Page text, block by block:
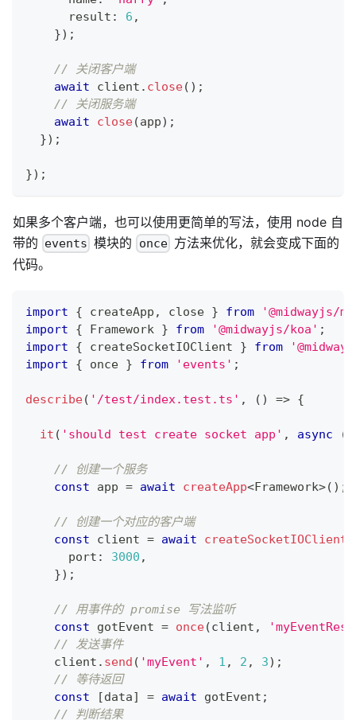
      result
: 6 ,
}) ;
// 关闭客户端
await client . close( ) ;
// 关闭服务端
await
close(app) ;
}) ;
}) ;
如果多个客户端，也可以使用更简单的写法，使用 node 自
带的 events 模块的 once方法来优化，就会变成下面的
代码。
import { createApp , close } from
'@midwayjs/
import
{ Framework } from '@midwayjs/koa' ;
import
{ createSocketIOClient } from
import
{ once } from 'events' ;
describe( '/test/index.test.ts' , ( ) => {
it ( 'should test create socket app' , async (
// 创建一个服务
const app = await createApp<Framework>( ) ;
// 创建一个对应的客户端
const client = await createSocketIOClient
      port
: 3000 ,
}) ;
// 用事件的 promise 写法监听
const gotEvent = once(client ,
// 发送事件
    client
. send ( 'myEvent' , 1 , 2 , 3) ;
// 等待返回
const
[data] = await gotEvent ;
// 判断结果